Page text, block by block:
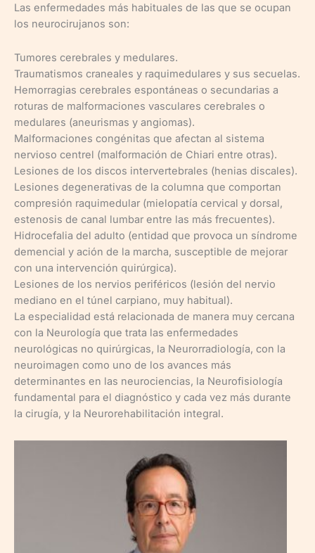
Las enfermedades más habituales de las que se ocupan
los neurocirujanos son:
Tumores cerebrales y medulares.
Traumatismos craneales y raquimedulares y sus secuelas.
Hemorragias cerebrales espontáneas o secundarias a
roturas de malformaciones vasculares cerebrales o
medulares (aneurismas y angiomas).
Malformaciones congénitas que afectan al sistema
nervioso centrel (malformación de Chiari entre otras).
Lesiones de los discos intervertebrales (henias discales).
Lesiones degenerativas de la columna que comportan
compresión raquimedular (mielopatía cervical y dorsal,
estenosis de canal lumbar entre las más frecuentes).
Hidrocefalia del adulto (entidad que provoca un síndrome
demencial y ación de la marcha, susceptible de mejorar
con una intervención quirúrgica).
Lesiones de los nervios periféricos (lesión del nervio
mediano en el túnel carpiano, muy habitual).
La especialidad está relacionada de manera muy cercana
con la Neurología que trata las enfermedades
neurológicas no quirúrgicas, la Neurorradiología, con la
neuroimagen como uno de los avances más
determinantes en las neurociencias, la Neurofisiología
fundamental para el diagnóstico y cada vez más durante
la cirugía, y la Neurorehabilitación integral.